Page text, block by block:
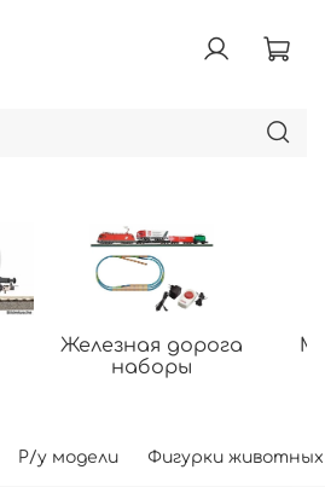
Железная дорога
наборы
Р/у модели Фигурки животных